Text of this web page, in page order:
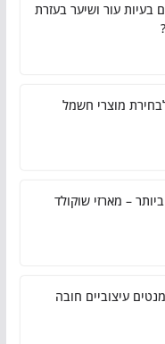
בעיות עור ושיער בעזרת
מוצרי חשמל
– מארזי שוקולד
עיצוביים חובה